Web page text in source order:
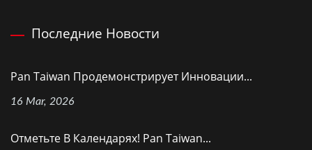
Последние Новости
Pan Taiwan Продемонстрирует Инновации...
16 Mar, 2026
Отметьте В Календарях! Pan Taiwan...